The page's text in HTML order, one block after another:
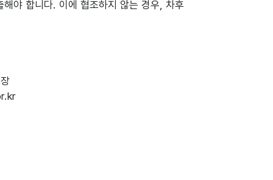
야 합니다. 이에 협조하지 않는 경우, 차후